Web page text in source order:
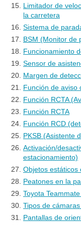
Limitador de
la carretera
Sistema de
BSM (Monitor de
Funcionamiento
Sensor de
Margen de
Función de aviso
Función RCTA
Función RCTA
Función RCD
PKSB (Asistente
Activación/
estacionamiento)
Objetos estáticos
Peatones en la
Toyota
Tipos de
Pantallas de